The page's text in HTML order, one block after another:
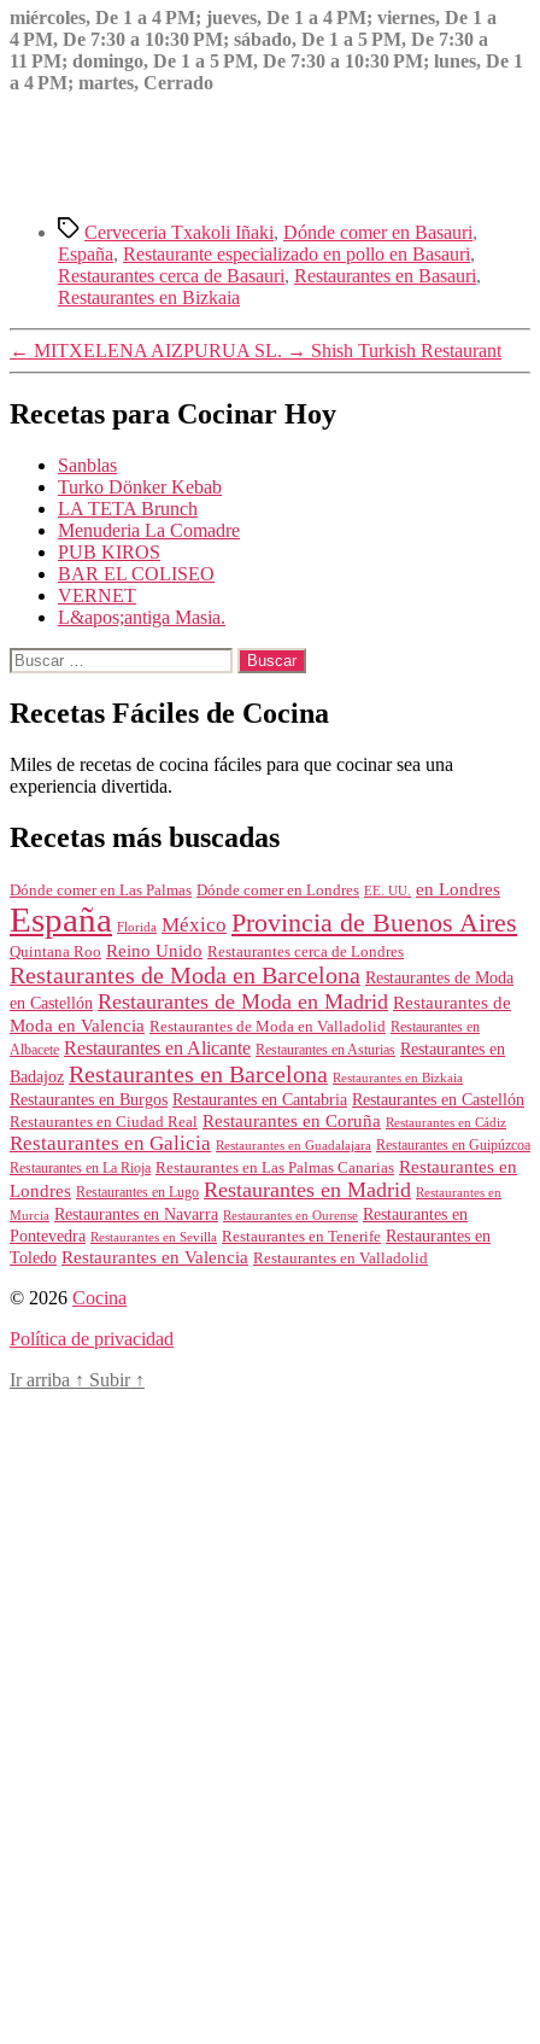
miércoles, De 1 a 4 PM; jueves, De 1 a 4 PM; viernes, De 1 a
4 PM, De 7:30 a 10:30 PM; sábado, De 1 a 5 PM, De 7:30 a
11 PM; domingo, De 1 a 5 PM, De 7:30 a 10:30 PM; lunes, De 1
a 4 PM; martes, Cerrado
Etiquetas
Cerveceria Txakoli Iñaki, Dónde comer en Basauri,
España, Restaurante especializado en pollo en Basauri,
Restaurantes cerca de Basauri, Restaurantes en Basauri,
Restaurantes en Bizkaia
← MITXELENA AIZPURUA SL. → Shish Turkish Restaurant
Recetas para Cocinar Hoy
Sanblas
Turko Dönker Kebab
LA TETA Brunch
Menuderia La Comadre
PUB KIROS
BAR EL COLISEO
VERNET
L&apos;antiga Masia.
Buscar:
Recetas Fáciles de Cocina
Miles de recetas de cocina fáciles para que cocinar sea una
experiencia divertida.
Recetas más buscadas
Dónde comer en Las Palmas Dónde comer en Londres EE. UU. en Londres
España Florida México Provincia de Buenos Aires
Quintana Roo Reino Unido Restaurantes cerca de Londres
Restaurantes de Moda en Barcelona Restaurantes de Moda
en Castellón Restaurantes de Moda en Madrid Restaurantes de
Moda en Valencia Restaurantes de Moda en Valladolid Restaurantes en
Albacete Restaurantes en Alicante Restaurantes en Asturias Restaurantes en
Badajoz Restaurantes en Barcelona Restaurantes en Bizkaia
Restaurantes en Burgos Restaurantes en Cantabria Restaurantes en Castellón
Restaurantes en Ciudad Real Restaurantes en Coruña Restaurantes en Cádiz
Restaurantes en Galicia Restaurantes en Guadalajara Restaurantes en Guipúzcoa
Restaurantes en La Rioja Restaurantes en Las Palmas Canarias Restaurantes en
Londres Restaurantes en Lugo Restaurantes en Madrid Restaurantes en
Murcia Restaurantes en Navarra Restaurantes en Ourense Restaurantes en
Pontevedra Restaurantes en Sevilla Restaurantes en Tenerife Restaurantes en
Toledo Restaurantes en Valencia Restaurantes en Valladolid
© 2026 Cocina
Política de privacidad
Ir arriba ↑ Subir ↑